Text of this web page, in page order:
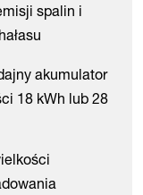
spalin i
akumulator
18 kWh lub 28